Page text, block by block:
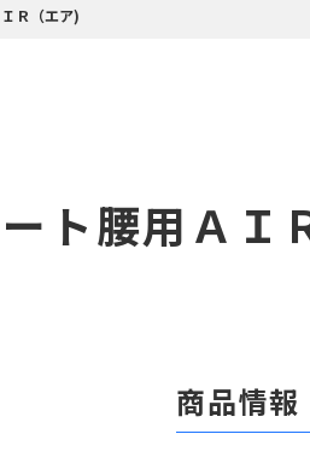
Ｒ（エア)
ト腰用ＡＩ
商品情報